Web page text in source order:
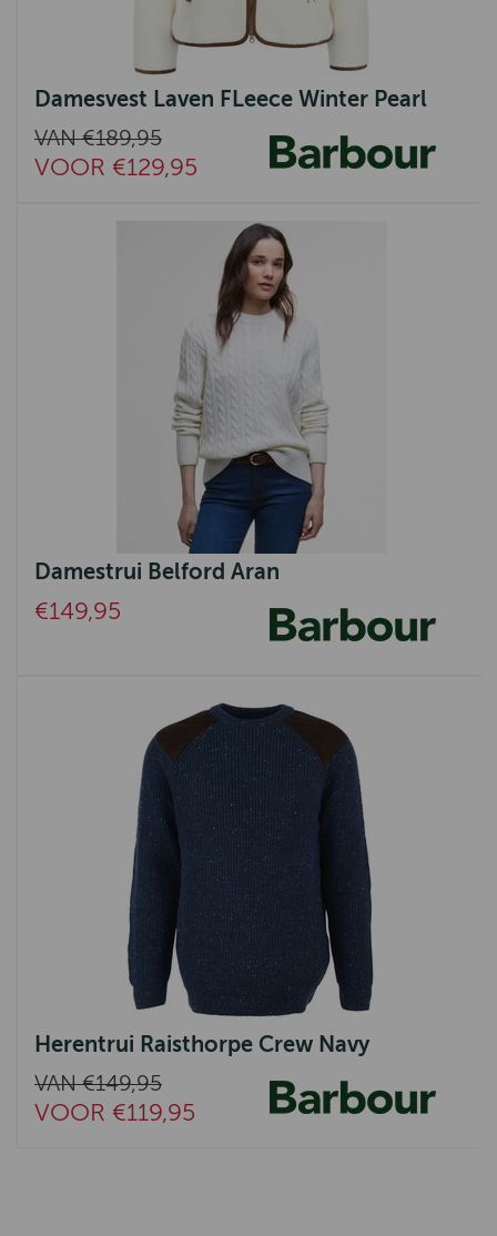
Damesvest Laven FLeece Winter Pearl
VAN €189,95
VOOR €129,95
Damestrui Belford Aran
€149,95
Herentrui Raisthorpe Crew Navy
VAN €149,95
VOOR €119,95